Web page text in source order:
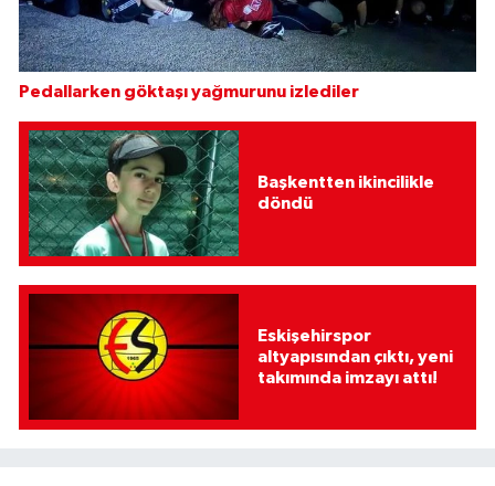
Pedallarken göktaşı yağmurunu izlediler
Başkentten ikincilikle
döndü
Eskişehirspor
altyapısından çıktı, yeni
takımında imzayı attı!